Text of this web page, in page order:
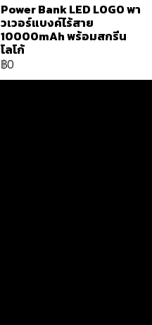
Power Bank LED LOGO พา
วเวอร์แบงค์ไร้สาย
10000mAh พร้อมสกรีน
โลโก้
฿0